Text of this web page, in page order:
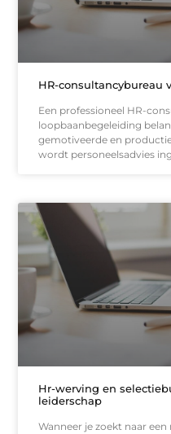
HR-consultancybureau
Een professioneel HR-
loopbaanbegeleiding
gemotiveerde en
wordt personeelsadvies
Hr-werving en
leiderschap
Wanneer je zoekt naar